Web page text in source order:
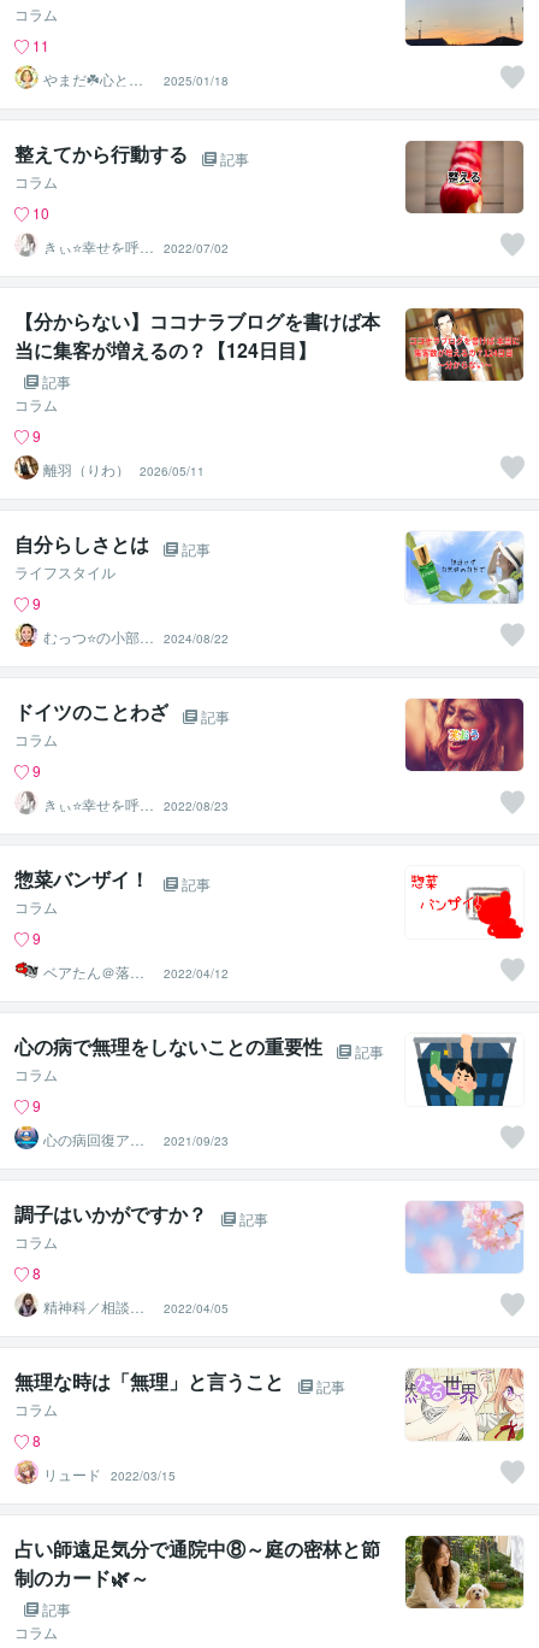
コラム
11
やまだ☘️心と頭
がスッキリ整う
サロン
2025/01/18
整えてから行動する
記事
コラム
10
きぃ⭐️幸せを呼び
込むふわっと女
神⭐️
2022/07/02
【分からない】ココナラブログを書けば本
当に集客が増えるの？【124日目】
記事
コラム
9
離羽（りわ）
2026/05/11
自分らしさとは
記事
ライフスタイル
9
むっつ⭐の小部屋
～心の浄化がで
きる場所〜
2024/08/22
ドイツのことわざ
記事
コラム
9
きぃ⭐️幸せを呼び
込むふわっと女
神⭐️
2022/08/23
惣菜バンザイ！
記事
コラム
9
ベアたん＠落書
きイラストレー
ター
2022/04/12
心の病で無理をしないことの重要性
記事
コラム
9
心の病回復アド
バイザーのたけ
2021/09/23
調子はいかがですか？
記事
コラム
8
精神科／相談員
＊ 峰川みゆう
2022/04/05
無理な時は「無理」と言うこと
記事
コラム
8
リュード
2022/03/15
占い師遠足気分で通院中⑧～庭の密林と節
制のカード🌿～
記事
コラム